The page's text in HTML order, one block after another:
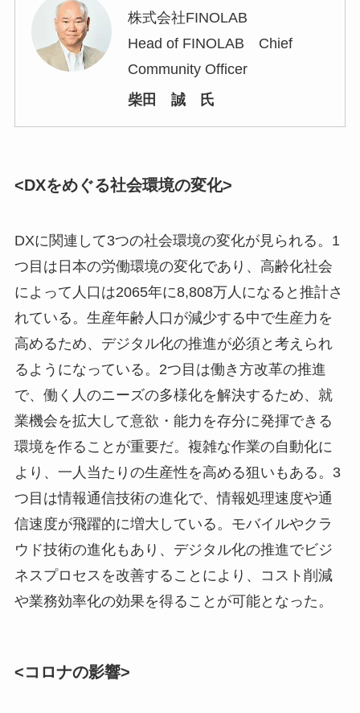
株式会社FINOLAB
Head of FINOLAB Chief
Community Officer
柴田 誠 氏
<DXをめぐる社会環境の変化>
DXに関連して3つの社会環境の変化が見られる。1
つ目は日本の労働環境の変化であり、高齢化社会
によって人口は2065年に8,808万人になると推計さ
れている。生産年齢人口が減少する中で生産力を
高めるため、デジタル化の推進が必須と考えられ
るようになっている。2つ目は働き方改革の推進
で、働く人のニーズの多様化を解決するため、就
業機会を拡大して意欲・能力を存分に発揮できる
環境を作ることが重要だ。複雑な作業の自動化に
より、一人当たりの生産性を高める狙いもある。3
つ目は情報通信技術の進化で、情報処理速度や通
信速度が飛躍的に増大している。モバイルやクラ
ウド技術の進化もあり、デジタル化の推進でビジ
ネスプロセスを改善することにより、コスト削減
や業務効率化の効果を得ることが可能となった。
<コロナの影響>